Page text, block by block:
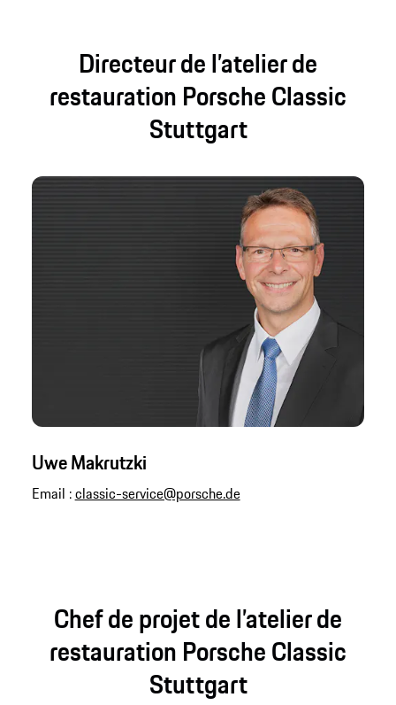
Directeur de l’atelier de
restauration Porsche Classic
Stuttgart
Uwe Makrutzki
Email :classic-service@porsche.de
Chef de projet de l’atelier de
restauration Porsche Classic
Stuttgart